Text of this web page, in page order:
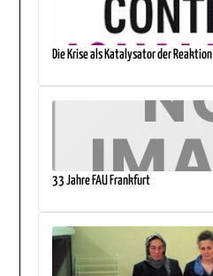
Die Krise als Katalysator der Reaktion
33 Jahre FAU Frankfurt